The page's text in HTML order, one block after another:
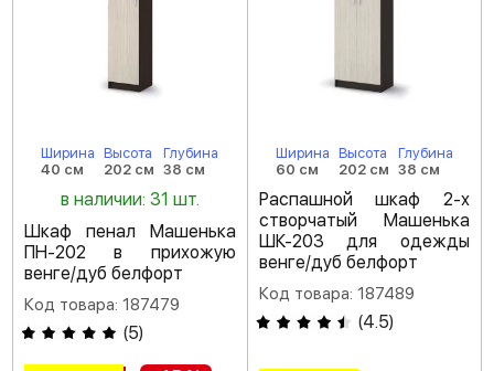
Ширина
40 см
Высота
202 см
Глубина
38 см
в наличии: 31 шт.
Шкаф пенал Машенька
ПН-202 в прихожую
венге/дуб белфорт
Код товара: 187479
(5)
Ширина
60 см
Высота
202 см
Глубина
38 см
Распашной шкаф 2-х
створчатый Машенька
ШК-203 для одежды
венге/дуб белфорт
Код товара: 187489
(4.5)